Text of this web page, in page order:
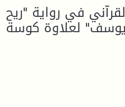
في رواية "ريح
يوسف" لعلاوة كوسة